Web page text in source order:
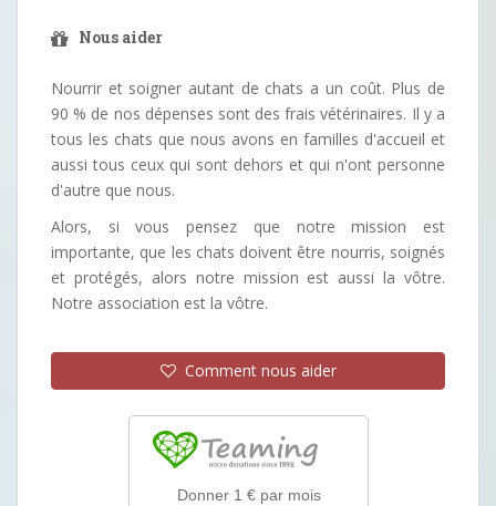
Nous aider
Nourrir et soigner autant de chats a un coût. Plus de
90 % de nos dépenses sont des frais vétérinaires. Il y a
tous les chats que nous avons en familles d'accueil et
aussi tous ceux qui sont dehors et qui n'ont personne
d'autre que nous.
Alors, si vous pensez que notre mission est
importante, que les chats doivent être nourris, soignés
et protégés, alors notre mission est aussi la vôtre.
Notre association est la vôtre.
Comment nous aider